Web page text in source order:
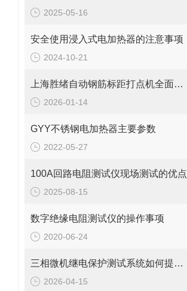
2025-05-16
安全使用浸入式电加热器的注意事项
2024-10-21
上海胜绪自动钢筋标距打点机全面解析
2026-01-14
GYY不锈钢电加热器主要参数
2022-05-27
100A回路电阻测试仪现场测试的优点
2025-08-15
数字绝缘电阻测试仪的操作事项
2020-06-24
三相微机继电保护测试系统如何提升效率与准确性？
2026-04-15